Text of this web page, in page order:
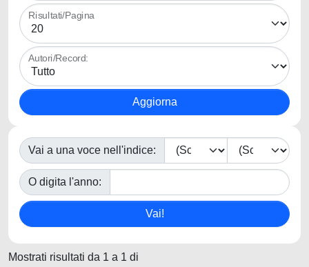
Risultati/Pagina
Autori/Record:
Vai a una voce nell'indice:
O digita l'anno:
Mostrati risultati da 1 a 1 di